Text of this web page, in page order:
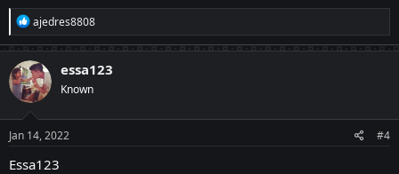
R
e
a
c
t
i
o
n
s
:
ajedres8808
essa123
Known
Jan 14, 2022 #4
Essa123